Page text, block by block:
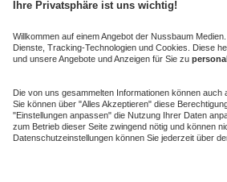
NussbaumID
Nussbaum Medien
de.jobble.org